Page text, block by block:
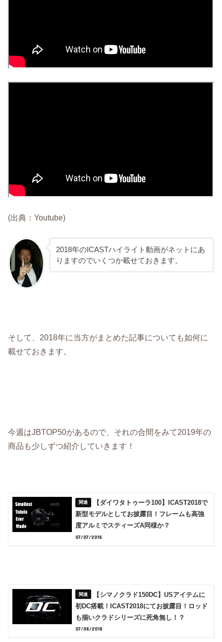
(出典：Youtube)
2018年のICASTハイライト動画がネットにあ
りますのでいくつか載せておきます。
そして、2018年に当方がまとめた記事についても如何に
載せておきます。
今週はJBTOP50があるので、それの合間をみて2019年の
商品も少しずつ紹介していきます！
【ダイワタトゥーラ100】ICAST2018で
新型モデルとしてお披露目！フレームも高強
度アルミでスティーズA同様か？
07/07/2018
【シマノクラド150DC】USアイテムに
初DC搭載！ICAST2018にてお披露目！ロッド
も揃いクラドシリーズに死角無し！？
07/08/2018